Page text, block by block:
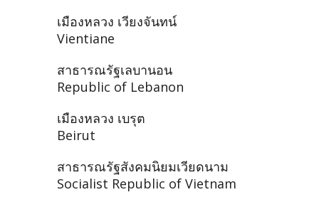
เมืองหลวง เวียงจันทน์
Vientiane
สาธารณรัฐเลบานอน
Republic of Lebanon
เมืองหลวง เบรุต
Beirut
สาธารณรัฐสังคมนิยมเวียดนาม
Socialist Republic of Vietnam